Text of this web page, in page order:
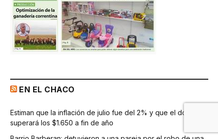
EN EL CHACO
Estiman que la inflación de julio fue del 2% y que el dólar
superará los $1.650 a fin de año